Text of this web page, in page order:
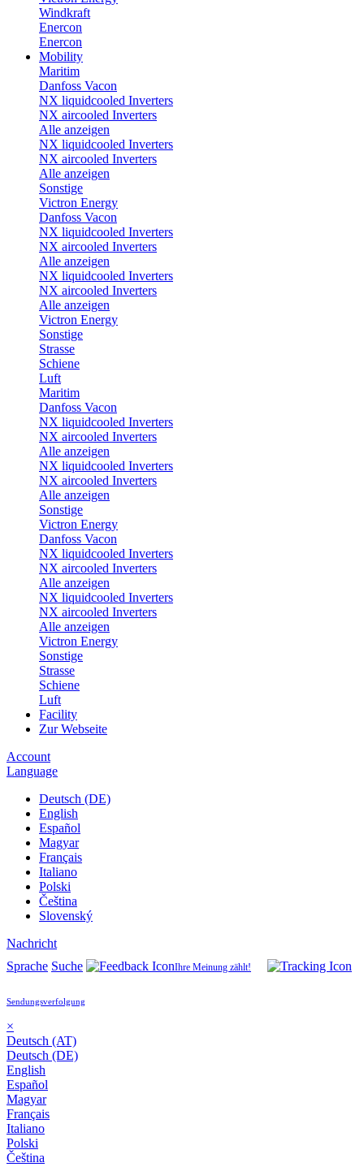
Windkraft
Enercon
Enercon
Mobility
Maritim
Danfoss Vacon
NX liquidcooled Inverters
NX aircooled Inverters
Alle anzeigen
NX liquidcooled Inverters
NX aircooled Inverters
Alle anzeigen
Sonstige
Victron Energy
Danfoss Vacon
NX liquidcooled Inverters
NX aircooled Inverters
Alle anzeigen
NX liquidcooled Inverters
NX aircooled Inverters
Alle anzeigen
Victron Energy
Sonstige
Strasse
Schiene
Luft
Maritim
Danfoss Vacon
NX liquidcooled Inverters
NX aircooled Inverters
Alle anzeigen
NX liquidcooled Inverters
NX aircooled Inverters
Alle anzeigen
Sonstige
Victron Energy
Danfoss Vacon
NX liquidcooled Inverters
NX aircooled Inverters
Alle anzeigen
NX liquidcooled Inverters
NX aircooled Inverters
Alle anzeigen
Victron Energy
Sonstige
Strasse
Schiene
Luft
Facility
Zur Webseite
Account
Language
Deutsch (DE)
English
Español
Magyar
Français
Italiano
Polski
Čeština
Slovenský
Nachricht
Sprache Suche Ihre Meinung zählt!
Sendungsverfolgung
×
Deutsch (AT)
Deutsch (DE)
English
Español
Magyar
Français
Italiano
Polski
Čeština